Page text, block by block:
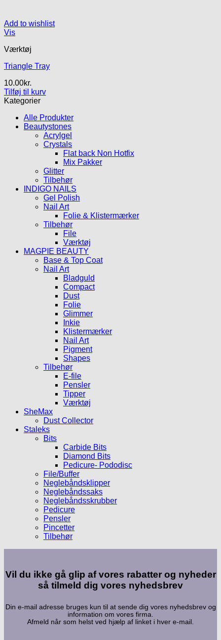
Add to wishlist
Vis
Værktøj
Triangle Tray
10.00kr.
Tilføj til kurv
Kategorier
Alle Produkter
Beautystones
Acrylgel
Crystals
Flat back Non Hotfix
Mix Pakker
Glitter
Tilbehør
INDIGO NAILS
Gel Polish
Nail Art
Folie & Klistermærker
Tilbehør
File
Værktøj
MAGPIE BEAUTY
Base & Top Coat
Nail Art
Bladguld
Compact
Dust
Folie
Glimmer
Inkie
Klistermærker
Nail Art
Pigment
Shapes
Tilbehør
E-file
Pensler
Tipper
Værktøj
SheMax
Dust Collector
Staleks
Bits
Carbide Bits
Diamond Bits
Pedicure- Pododisc
File/Buffer
Neglebåndsklipper
Neglebåndssaks
Neglebåndsskrubber
Pedicure
Pensler
Pincetter
Tilbehør
Vil du ikke gå glip af vores rabatter og nyheder
så tilmeld dig vores nyhedsbrev
Din e-mail adresse bruges kun til at sende dig vores nyhedsbrev og
information om vores firma.
Afmeld når som helst ved hjælp af linket i hver e-mail.